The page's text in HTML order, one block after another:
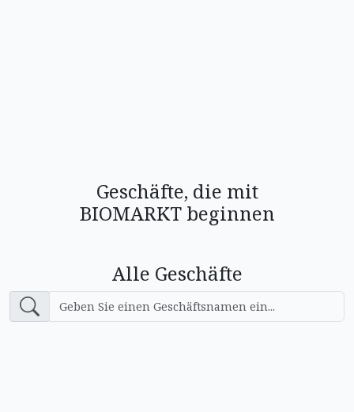
Geschäfte, die mit
BIOMARKT beginnen
Alle Geschäfte